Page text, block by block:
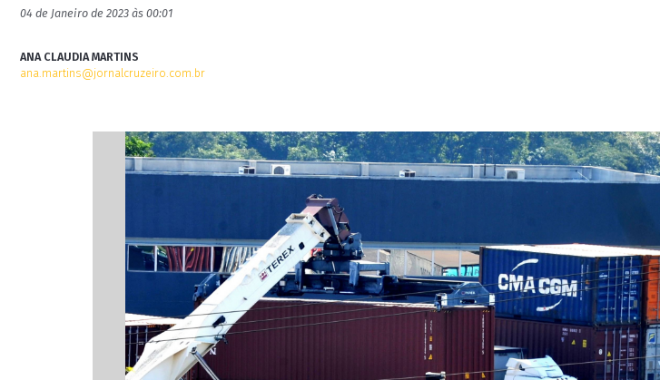
04 de Janeiro de 2023 às 00:01
ANA CLAUDIA MARTINS
ana.martins@jornalcruzeiro.com.br